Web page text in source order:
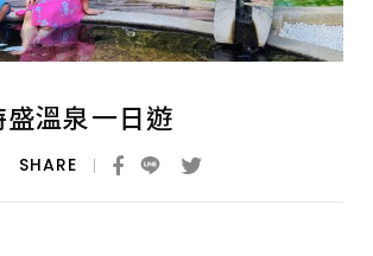
溫泉一日遊
SHARE